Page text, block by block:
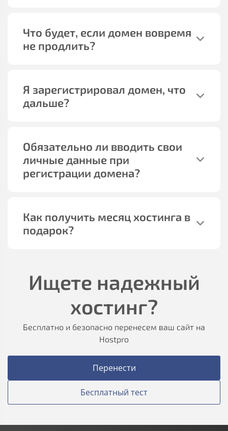
Что будет, если домен вовремя
не продлить?
Я зарегистрировал домен, что
дальше?
Обязательно ли вводить свои
личные данные при
регистрации домена?
Как получить месяц хостинга в
подарок?
Ищете надежный
хостинг?
Бесплатно и безопасно перенесем ваш сайт на
Hostpro
Перенести
Бесплатный тест